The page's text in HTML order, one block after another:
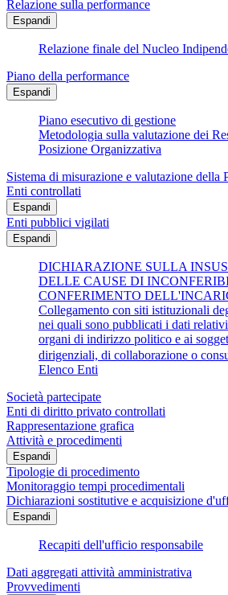
Relazione sulla performance
Espandi
Relazione finale del Nucleo
Piano della performance
Espandi
Piano esecutivo di gestione
Metodologia sulla valutazione dei
Posizione Organizzativa
Sistema di misurazione e valutazione della
Enti controllati
Espandi
Enti pubblici vigilati
Espandi
DICHIARAZIONE SULLA
DELLE CAUSE DI
CONFERIMENTO
Collegamento con siti istituzionali
nei quali sono pubblicati i dati
organi di indirizzo politico e ai
dirigenziali, di collaborazione o
Elenco Enti
Società partecipate
Enti di diritto privato controllati
Rappresentazione grafica
Attività e procedimenti
Espandi
Tipologie di procedimento
Monitoraggio tempi procedimentali
Dichiarazioni sostitutive e acquisizione
Espandi
Recapiti dell'ufficio responsabile
Dati aggregati attività amministrativa
Provvedimenti